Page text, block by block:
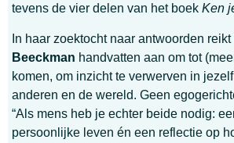
tevens de vier delen van het boek Ken
In haar zoektocht naar antwoorden
Beeckman handvatten aan om tot
komen, om inzicht te verwerven in
anderen en de wereld. Geen
“Als mens heb je echter beide nodig:
persoonlijke leven én een reflectie op